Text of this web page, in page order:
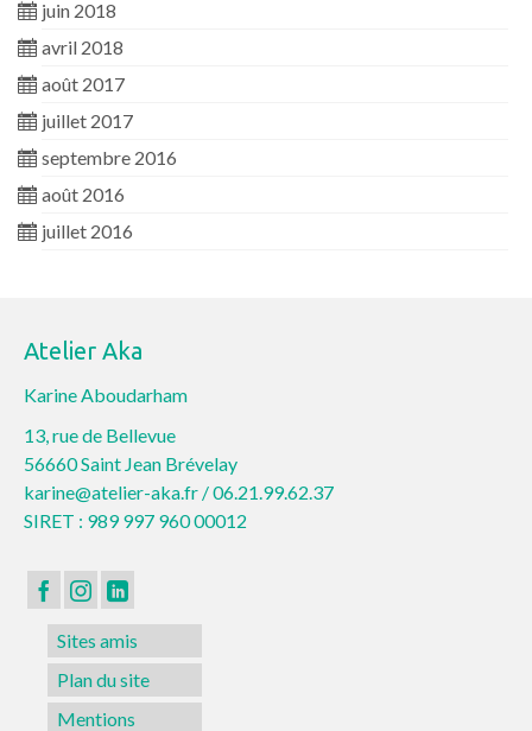
juin 2018
avril 2018
août 2017
juillet 2017
septembre 2016
août 2016
juillet 2016
Atelier Aka
Karine Aboudarham
13, rue de Bellevue
56660 Saint Jean Brévelay
karine@atelier-aka.fr /06.21.99.62.37
SIRET : 989 997 960 00012
Sites amis
Plan du site
Mentions